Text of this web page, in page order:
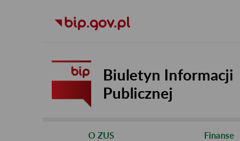
Biuletyn Informacji
Publicznej
O ZUS Finanse